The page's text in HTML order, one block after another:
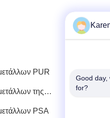
PUR
της
PSA
Good day,
for?